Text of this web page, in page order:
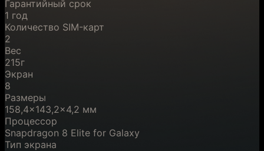
Гарантийный срок
1 год
Количество SIM-карт
2
Вес
215г
Экран
8
Размеры
158,4x143,2x4,2 мм
Процессор
Snapdragon 8 Elite for Galaxy
Тип экрана